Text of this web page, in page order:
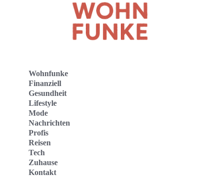
Wohnfunke
Finanziell
Gesundheit
Lifestyle
Mode
Nachrichten
Profis
Reisen
Tech
Zuhause
Kontakt